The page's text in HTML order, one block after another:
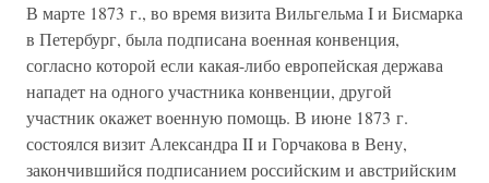
В марте 1873 г., во время визита Вильгельма I и Бисмарка
в Петербург, была подписана военная конвенция,
согласно которой если какая-либо европейская держава
нападет на одного участника конвенции, другой
участник окажет военную помощь. В июне 1873 г.
состоялся визит Александра II и Горчакова в Вену,
закончившийся подписанием российским и австрийским